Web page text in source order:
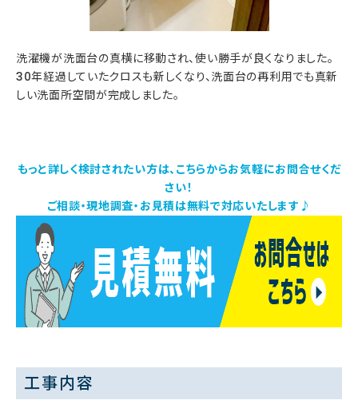
洗濯機が洗面台の真横に移動され、使い勝手が良くなりました。
30年経過していたクロスも新しくなり、洗面台の再利用でも真新
しい洗面所空間が完成しました。
もっと詳しく検討されたい方は、こちらからお気軽にお問合せくだ
さい！
ご相談・現地調査・お見積は無料で対応いたします♪
工事内容